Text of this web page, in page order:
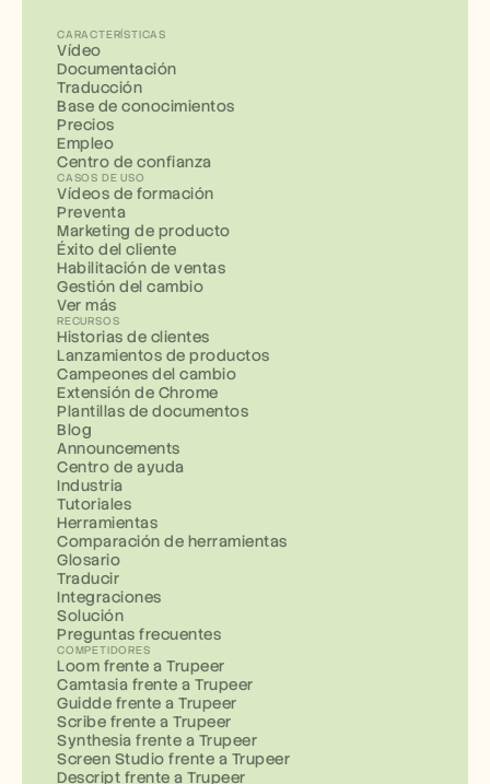
CARACTERÍSTICAS
Vídeo
Documentación
Traducción
Base de conocimientos
Precios
Empleo
Centro de confianza
CASOS DE USO
Vídeos de formación
Preventa
Marketing de producto
Éxito del cliente
Habilitación de ventas
Gestión del cambio
Ver más
RECURSOS
Historias de clientes
Lanzamientos de productos
Campeones del cambio
Extensión de Chrome
Plantillas de documentos
Blog
Announcements
Centro de ayuda
Industria
Tutoriales
Herramientas
Comparación de herramientas
Glosario
Traducir
Integraciones
Solución
Preguntas frecuentes
COMPETIDORES
Loom frente a Trupeer
Camtasia frente a Trupeer
Guidde frente a Trupeer
Scribe frente a Trupeer
Synthesia frente a Trupeer
Screen Studio frente a Trupeer
Descript frente a Trupeer